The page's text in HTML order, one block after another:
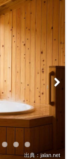
出典：jalan.net